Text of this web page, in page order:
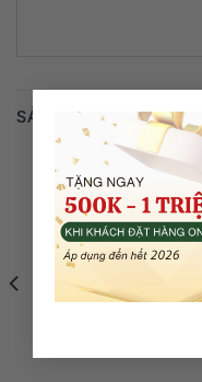
SẢN PHẨM TƯƠNG TỰ